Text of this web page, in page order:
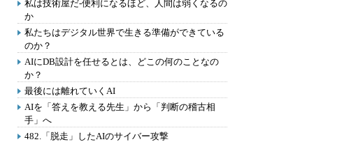
私は技術屋だ-便利になるほど、人間は弱くなるの
か
私たちはデジタル世界で生きる準備ができている
のか？
AIにDB設計を任せるとは、どこの何のことなの
か？
最後には離れていくAI
AIを「答えを教える先生」から「判断の稽古相
手」へ
482.「脱走」したAIのサイバー攻撃